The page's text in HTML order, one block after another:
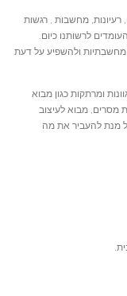
מחשבות , רגשות
לרשותנו כיום.
מחשבתיות ולהשפיע על דעת
ומרתקות כגון מבוא
מסרים, מבוא לעיצוב
מנת להעביר את מה